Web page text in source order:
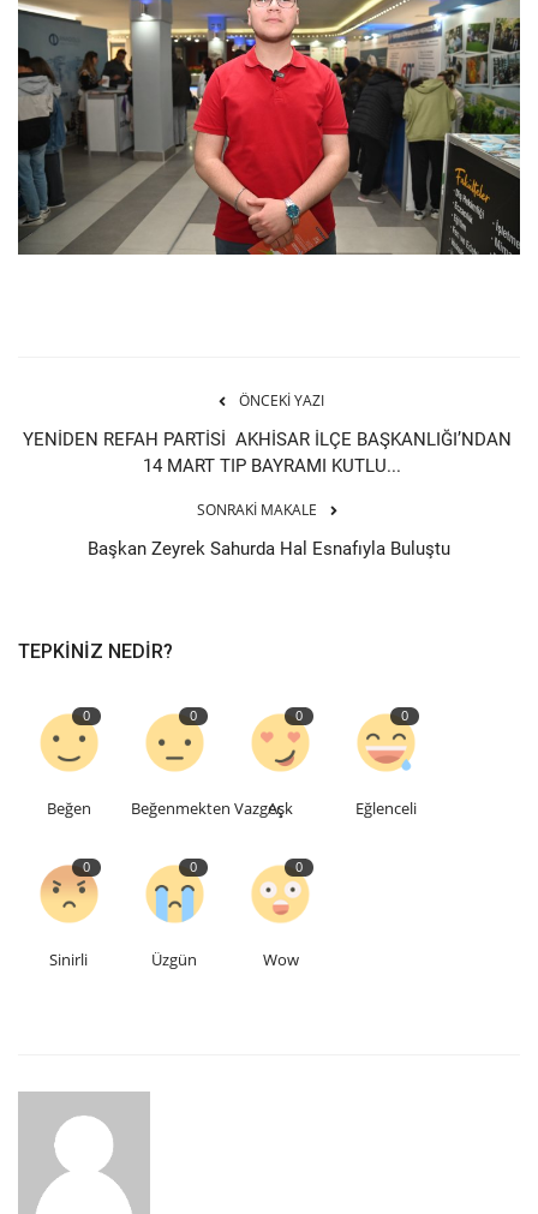
ÖNCEKI YAZI
YENİDEN REFAH PARTİSİ AKHİSAR İLÇE BAŞKANLIĞI’NDAN
14 MART TIP BAYRAMI KUTLU...
SONRAKI MAKALE
Başkan Zeyrek Sahurda Hal Esnafıyla Buluştu
TEPKINIZ NEDIR?
0
Beğen
0
Beğenmekten Vazgeç
0
Aşk
0
Eğlenceli
0
Sinirli
0
Üzgün
0
Wow